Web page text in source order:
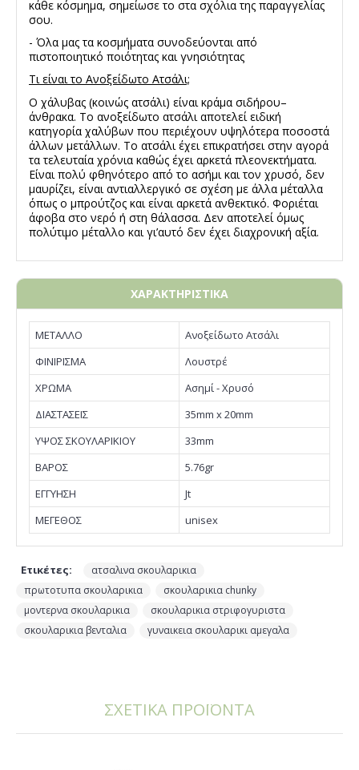
κάθε κόσμημα, σημείωσε το στα σχόλια της παραγγελίας
σου.
- Όλα μας τα κοσμήματα συνοδεύονται από
πιστοποιητικό ποιότητας και γνησιότητας
Τι είναι το Ανοξείδωτο Ατσάλι;
Ο χάλυβας (κοινώς ατσάλι) είναι κράμα σιδήρου–
άνθρακα. Το ανοξείδωτο ατσάλι αποτελεί ειδική
κατηγορία χαλύβων που περιέχουν υψηλότερα ποσοστά
άλλων μετάλλων. Το ατσάλι έχει επικρατήσει στην αγορά
τα τελευταία χρόνια καθώς έχει αρκετά πλεονεκτήματα.
Είναι πολύ φθηνότερο από το ασήμι και τον χρυσό, δεν
μαυρίζει, είναι αντιαλλεργικό σε σχέση με άλλα μέταλλα
όπως ο μπρούτζος και είναι αρκετά ανθεκτικό. Φοριέται
άφοβα στο νερό ή στη θάλασσα. Δεν αποτελεί όμως
πολύτιμο μέταλλο και γι’αυτό δεν έχει διαχρονική αξία.
ΧΑΡΑΚΤΗΡΙΣΤΙΚΑ
ΜΕΤΑΛΛΟ
Ανοξείδωτο Ατσάλι
ΦΙΝΙΡΙΣΜΑ
Λουστρέ
ΧΡΩΜΑ
Ασημί - Χρυσό
ΔΙΑΣΤΑΣΕΙΣ
35mm x 20mm
ΥΨΟΣ ΣΚΟΥΛΑΡΙΚΙΟΥ
33mm
ΒΑΡΟΣ
5.76gr
EΓΓΥΗΣΗ
Jt
ΜΕΓΕΘΟΣ
unisex
Ετικέτες: ατσαλινα σκουλαρικια
πρωτοτυπα σκουλαρικια σκουλαρικια chunky
μοντερνα σκουλαρικια σκουλαρικια στριφογυριστα
σκουλαρικια βενταλια γυναικεια σκουλαρικι αμεγαλα
ΣΧΕΤΙΚΑ ΠΡΟΪΟΝΤΑ